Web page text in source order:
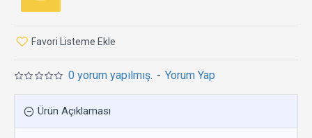
0 yorum yapılmış. - Yorum Yap
Favori Listeme Ekle
Ürün Açıklaması